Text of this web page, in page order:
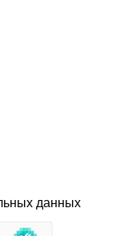
данных